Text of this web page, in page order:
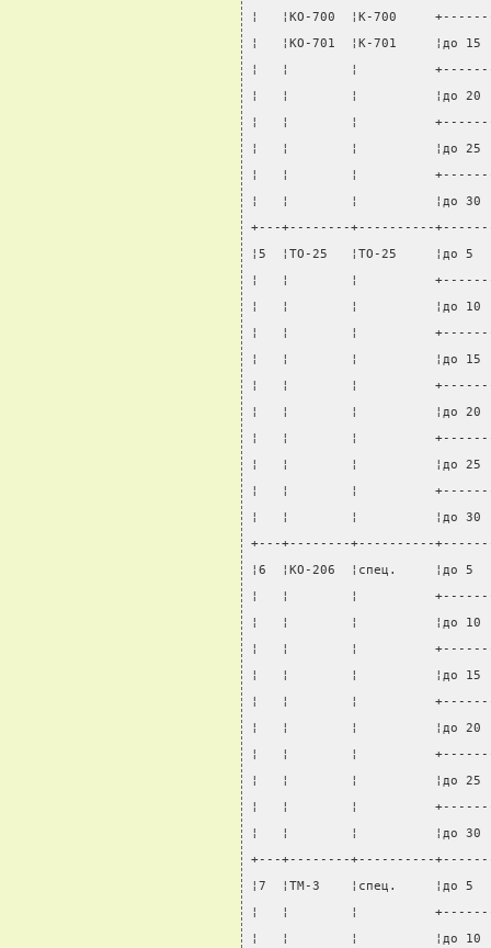
¦   ¦КО-700  ¦К-700
¦   ¦КО-701  ¦К-701     ¦до
¦   ¦        ¦
¦   ¦        ¦          ¦до 20
¦   ¦        ¦
¦   ¦        ¦          ¦до 25
¦   ¦        ¦
¦   ¦        ¦          ¦до 30
+---+--------+----------
¦5  ¦ТО-25   ¦ТО-25     ¦до
¦   ¦        ¦
¦   ¦        ¦          ¦до 10
¦   ¦        ¦
¦   ¦        ¦          ¦до 15
¦   ¦        ¦
¦   ¦        ¦          ¦до 20
¦   ¦        ¦
¦   ¦        ¦          ¦до 25
¦   ¦        ¦
¦   ¦        ¦          ¦до 30
+---+--------+----------
¦6  ¦КО-206  ¦спец.     ¦до
¦   ¦        ¦
¦   ¦        ¦          ¦до 10
¦   ¦        ¦
¦   ¦        ¦          ¦до 15
¦   ¦        ¦
¦   ¦        ¦          ¦до 20
¦   ¦        ¦
¦   ¦        ¦          ¦до 25
¦   ¦        ¦
¦   ¦        ¦          ¦до 30
+---+--------+----------
¦7  ¦ТМ-3    ¦спец.     ¦до
¦   ¦        ¦
¦   ¦        ¦          ¦до 10